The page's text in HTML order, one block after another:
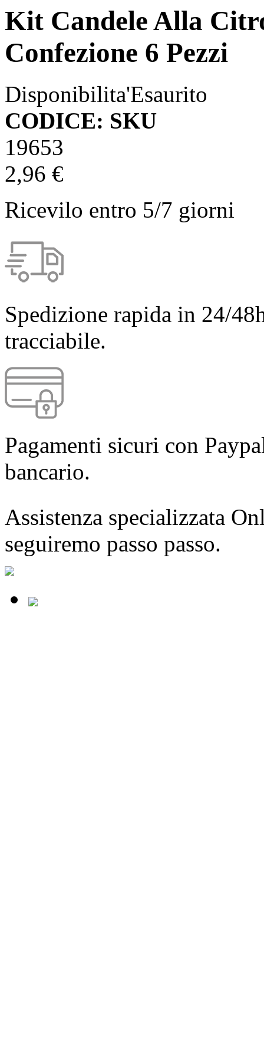
Kit Candele Alla
Confezione 6 Pezzi
Disponibilita'Esaurito
CODICE: SKU
19653
2,96 €
Ricevilo entro 5/7 giorni
Spedizione rapida in 24/
tracciabile.
Pagamenti sicuri con
bancario.
Assistenza specializzata
seguiremo passo passo.